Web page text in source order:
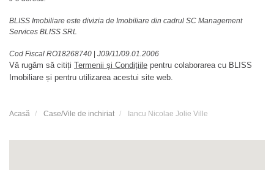
BLISS Imobiliare este divizia de Imobiliare din cadrul SC Management
Services BLISS SRL
Cod Fiscal RO18268740 | J09/11/09.01.2006
Vă rugăm să citiți Termenii și Condițiile pentru colaborarea cu BLISS
Imobiliare și pentru utilizarea acestui site web.
Acasă Case/Vile de inchiriat Iancu Nicolae Jolie Ville